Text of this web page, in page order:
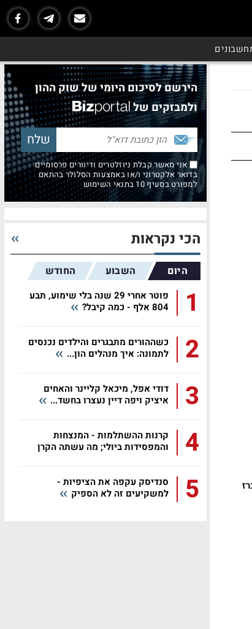
הירשם לסיכום היומי של שוק ההון
ולמבזקים של
אני מאשר קבלת ניוזלטרים ודיוורים פרסומיים
בדואר אלקטרוני ו/או באמצעות הסלולר בהתאם
למפורט בסעיף 10 בתנאי השימוש
הכי נקראות
היום השבוע החודש
1
פוטר אחרי 29 שנה בלי שימוע, תבע
804 אלף - כמה קיבל?
2
כשההורים מתבגרים והילדים נכנסים
לתמונה: איך מנהלים הון...
3
דודי אפל, מיכאל קליינר והאחים
איציק ויפה דיין נעצרו בחשד...
4
קרנות ההשתלמות - המנצחות
והמפסידות ביולי; מה עשתה הקרן
5
סנדיסק עקפה את הציפיות -
למשקיעים זה לא הספיק